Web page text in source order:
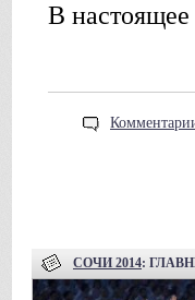
В настоящее
СОЧИ 2014: